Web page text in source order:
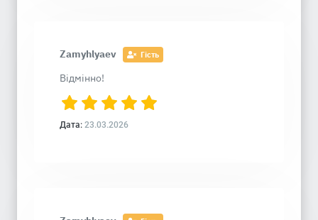
Zamyhlyaev Гість
Відмінно!
Дата: 23.03.2026